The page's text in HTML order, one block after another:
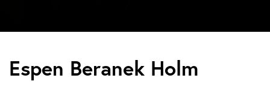
E
Espen Beranek Holm